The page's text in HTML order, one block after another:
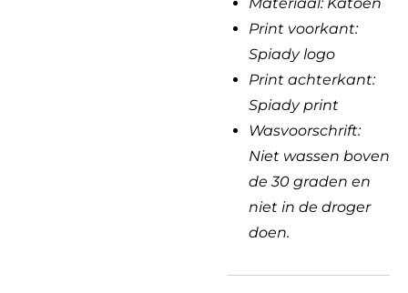
Print voorkant:
Spiady logo
Print achterkant:
Spiady print
Wasvoorschrift:
Niet wassen boven
de 30 graden en
niet in de droger
doen.